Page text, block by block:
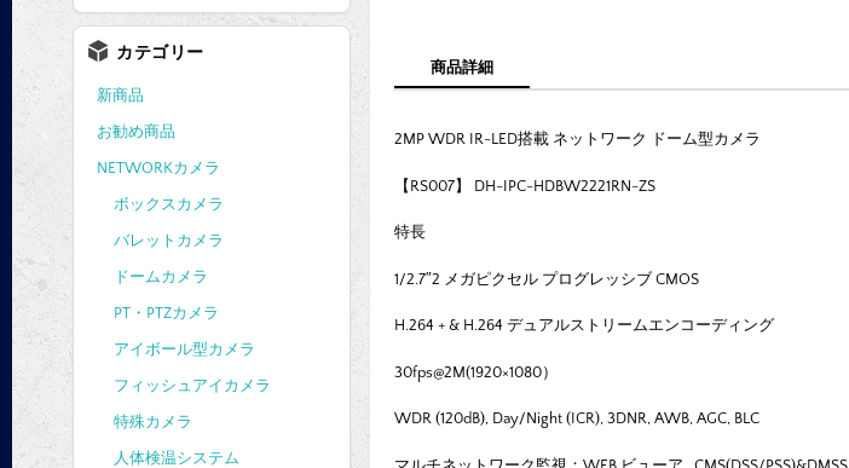
商品詳細
2MP WDR IR-LED搭載 ネットワーク ドーム型カメラ
【RS007】 DH-IPC-HDBW2221RN-ZS
特長
1/2.7″2 メガピクセル プログレッシブ CMOS
H.264 + & H.264 デュアルストリームエンコーディング
30fps@2M(1920×1080）
WDR (120dB), Day/Night (ICR), 3DNR, AWB, AGC, BLC
カテゴリー
新商品
お勧め商品
NETWORKカメラ
ボックスカメラ
バレットカメラ
ドームカメラ
PT・PTZカメラ
アイボール型カメラ
フィッシュアイカメラ
特殊カメラ
人体検温システム